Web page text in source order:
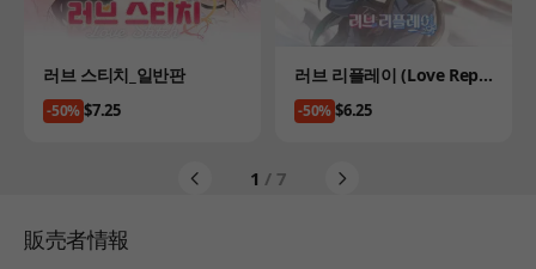
Product
러브 스티치_일반판
-50%Price
$7.25
Product
러브 리플레이 (Love Repla
y)
-50%Price
$6.25
1 / 7
販売者情報